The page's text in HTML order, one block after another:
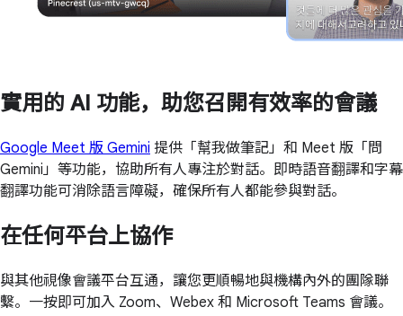
實用的 AI 功能，助您召開有效率的會議
Google Meet 版 Gemini 提供「幫我做筆記」和 Meet 版「問
Gemini」等功能，協助所有人專注於對話。即時語音翻譯和字幕
翻譯功能可消除語言障礙，確保所有人都能參與對話。
在任何平台上協作
與其他視像會議平台互通，讓您更順暢地與機構內外的團隊聯
繫。一按即可加入 Zoom、Webex 和 Microsoft Teams 會議。